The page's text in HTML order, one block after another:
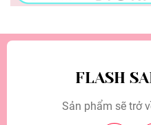
FLASH
Sản phẩm sẽ trở